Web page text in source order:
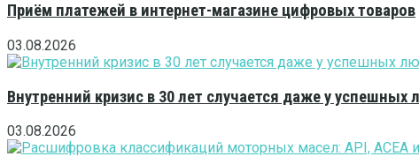
Приём платежей в интернет-магазине цифровых товаров
03.08.2026
Внутренний кризис в 30 лет случается даже у успешных
03.08.2026